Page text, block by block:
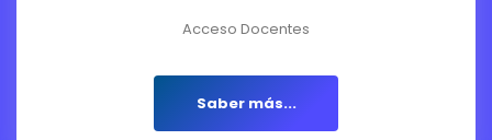
Acceso Docentes
Saber más...